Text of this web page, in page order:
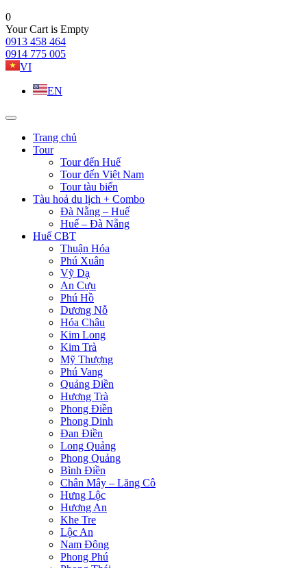
0
Your Cart is Empty
0913 458 464
0914 775 005
VI
EN
Trang chủ
Tour
Tour đến Huế
Tour đến Việt Nam
Tour tàu biển
Tàu hoả du lịch + Combo
Đà Nẵng – Huế
Huế – Đà Nẵng
Huế CBT
Thuận Hóa
Phú Xuân
Vỹ Dạ
An Cựu
Phú Hồ
Dương Nỗ
Hóa Châu
Kim Long
Kim Trà
Mỹ Thượng
Phú Vang
Quảng Điền
Hương Trà
Phong Điền
Phong Dinh
Đan Điền
Long Quảng
Phong Quảng
Bình Điền
Chân Mây – Lăng Cô
Hưng Lộc
Hương An
Khe Tre
Lộc An
Nam Đông
Phong Phú